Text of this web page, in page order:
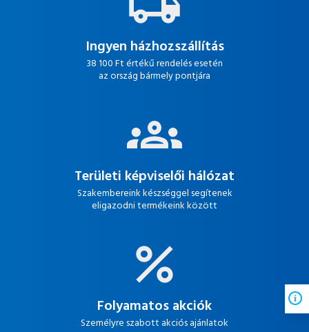
Ingyen házhozszállítás
38 100 Ft értékű rendelés esetén
az ország bármely pontjára
Területi képviselői hálózat
Szakembereink készséggel segítenek
eligazodni termékeink között
Folyamatos akciók
Személyre szabott akciós ajánlatok